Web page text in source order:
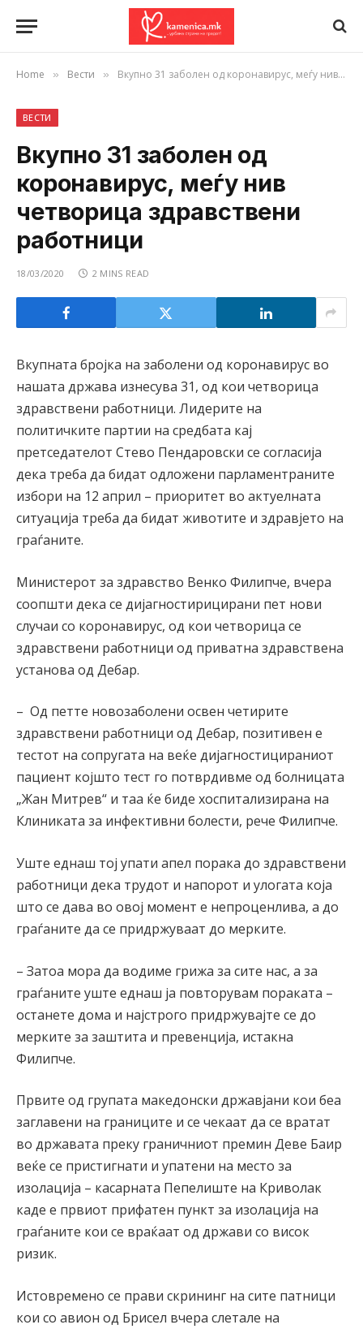
Home » Вести » Вкупно 31 заболен од коронавирус, меѓу нив четворица здравствени работници
ВЕСТИ
Вкупно 31 заболен од
коронавирус, меѓу нив
четворица здравствени
работници
18/03/2020 2 MINS READ
Вкупната бројка на заболени од коронавирус во
нашата држава изнесува 31, од кои четворица
здравствени работници. Лидерите на
политичките партии на средбата кај
претседателот Стево Пендаровски се согласија
дека треба да бидат одложени парламентраните
избори на 12 април – приоритет во актуелната
ситуација треба да бидат животите и здравјето на
граѓаните.
Министерот за здравство Венко Филипче, вчера
соопшти дека се дијагностирицирани пет нови
случаи со коронавирус, од кои четворица се
здравствени работници од приватна здравствена
установа од Дебар.
– Од петте новозаболени освен четирите
здравствени работници од Дебар, позитивен е
тестот на сопругата на веќе дијагностицираниот
пациент којшто тест го потврдивме од болницата
„Жан Митрев“ и таа ќе биде хоспитализирана на
Клиниката за инфективни болести, рече Филипче.
Уште еднаш тој упати апел порака до здравствени
работници дека трудот и напорот и улогата која
што се дава во овој момент е непроценлива, а до
граѓаните да се придржуваат до мерките.
– Затоа мора да водиме грижа за сите нас, а за
граѓаните уште еднаш ја повторувам пораката –
останете дома и најстрого придржувајте се до
мерките за заштита и превенција, истакна
Филипче.
Првите од групата македонски државјани кои беа
заглавени на границите и се чекаат да се вратат
во државата преку граничниот премин Деве Баир
веќе се пристигнати и упатени на место за
изолација – касарната Пепелиште на Криволак
каде е првиот прифатен пункт за изолација на
граѓаните кои се враќаат од држави со висок
ризик.
Истовремено се прави скрининг на сите патници
кои со авион од Брисел вчера слетале на